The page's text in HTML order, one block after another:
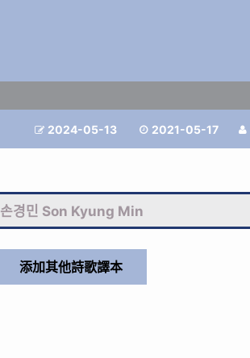
 2024-05-13  2021-05-17 
손경민 Son Kyung Min